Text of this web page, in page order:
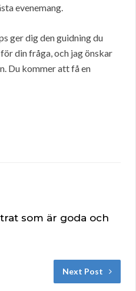
evenemang.
ger dig den guidning du
din fråga, och jag önskar
Du kommer att få en
som är goda och
Next Post